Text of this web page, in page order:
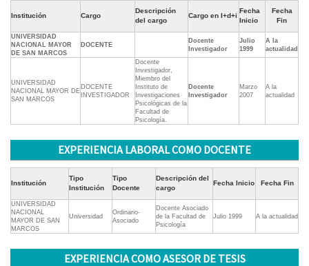
Institución Cargo
Descripción
del cargo
Cargo en I+d+i
Fecha
Inicio
Fecha
Fin
UNIVERSIDAD
NACIONAL MAYOR
DE SAN MARCOS
DOCENTE
Docente
Investigador
Julio
1999
A la
actualidad
UNIVERSIDAD
NACIONAL MAYOR DE
SAN MARCOS
DOCENTE
INVESTIGADOR
Docente
Investigador,
Miembro del
Instituto de
Investigaciones
Psicológicas de la
Facultad de
Psicología.
Docente
Investigador
Marzo
2007
A la
actualidad
EXPERIENCIA LABORAL COMO DOCENTE
Institución
Tipo
Institución
Tipo
Docente
Descripción del
cargo
Fecha Inicio Fecha Fin
UNIVERSIDAD
NACIONAL
MAYOR DE SAN
MARCOS
Universidad
Ordinario-
Asociado
Docente Asociado
de la Facultad de
Psicología
Julio 1999 A la actualidad
EXPERIENCIA COMO ASESOR DE TESIS